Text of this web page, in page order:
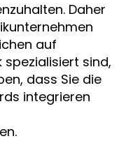
Daher
auf
sind,
dass Sie die
integrieren